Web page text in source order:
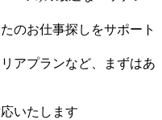
のお仕事探しをサポート
アプランなど、まずはあ
いたします